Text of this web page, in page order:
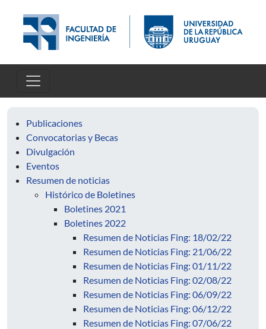
Publicaciones
Convocatorias y Becas
Divulgación
Eventos
Resumen de noticias
Histórico de Boletines
Boletines 2021
Boletines 2022
Resumen de Noticias Fing: 18/02/22
Resumen de Noticias Fing: 21/06/22
Resumen de Noticias Fing: 01/11/22
Resumen de Noticias Fing: 02/08/22
Resumen de Noticias Fing: 06/09/22
Resumen de Noticias Fing: 06/12/22
Resumen de Noticias Fing: 07/06/22